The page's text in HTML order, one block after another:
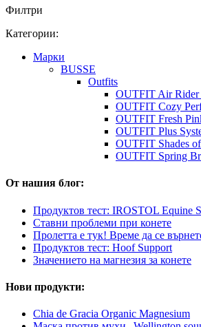
Филтри
Категории:
Марки
BUSSE
Outfits
OUTFIT Air Rider
OUTFIT Cozy
OUTFIT Fresh
OUTFIT Plus
OUTFIT Shades
OUTFIT Spring
От нашия блог:
Продуктов тест: IROSTOL Equine
Ставни проблеми при конете
Пролетта е тук! Време да се
Продуктов тест: Hoof Support
Значението на магнезия за конете
Нови продукти:
Chia de Gracia Organic Magnesium